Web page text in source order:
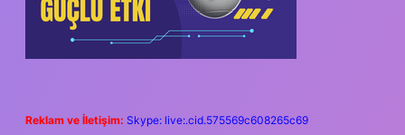
Reklam ve İletişim: Skype: live:.cid.575569c608265c69